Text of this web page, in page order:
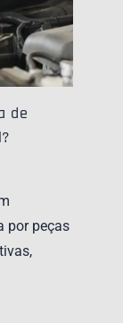
de
por peças